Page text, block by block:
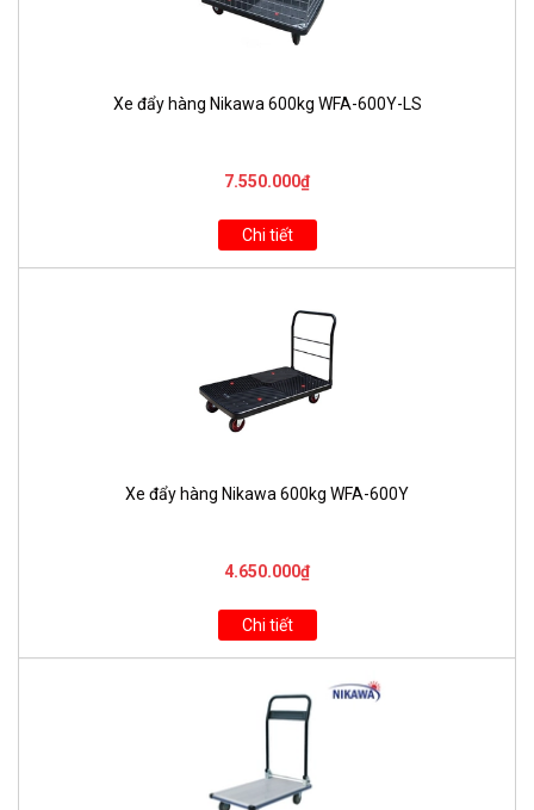
Xe đẩy hàng Nikawa 600kg WFA-600Y-LS
7.550.000₫
Chi tiết
Xe đẩy hàng Nikawa 600kg WFA-600Y
4.650.000₫
Chi tiết